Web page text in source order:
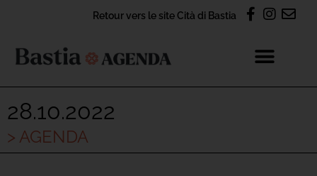
Retour vers le site Cità di Bastia
28.10.2022
> AGENDA